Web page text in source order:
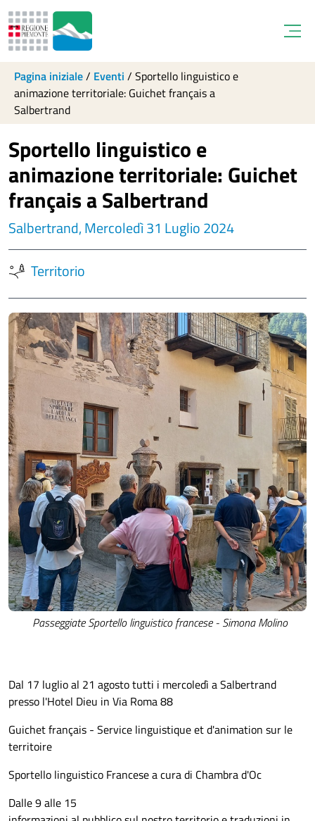
Pagina iniziale/ Eventi / Sportello linguistico e
animazione territoriale: Guichet français a
Salbertrand
Sportello linguistico e
animazione territoriale: Guichet
français a Salbertrand
Salbertrand, Mercoledì 31 Luglio 2024
Territorio
Passeggiate Sportello linguistico francese - Simona Molino
Dal 17 luglio al 21 agosto tutti i mercoledì a Salbertrand
presso l'Hotel Dieu in Via Roma 88
Guichet français - Service linguistique et d'animation sur le
territoire
Sportello linguistico Francese a cura di Chambra d'Oc
Dalle 9 alle 15